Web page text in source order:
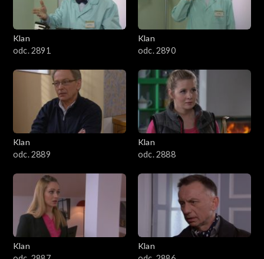
3101–3200
3001–3100
2901–3000
2801–2900
2701–2800
2501–2600
2401–2500
2301–2400
Klan
odc. 2891
Klan
odc. 2890
Klan
odc. 2889
Klan
odc. 2888
Klan
Klan